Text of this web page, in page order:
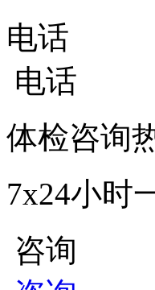
电话
电话
体检咨询
7x24小时
咨询